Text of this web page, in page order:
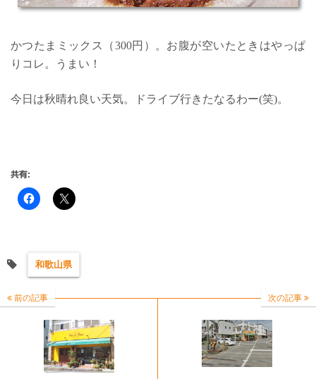
かつたまミックス（300円）。お腹が空いたときはやっぱ
りコレ。うまい！
今日は秋晴れ良い天気。ドライブ行きたなるわー(笑)。
共有:
和歌山県
前の記事 次の記事